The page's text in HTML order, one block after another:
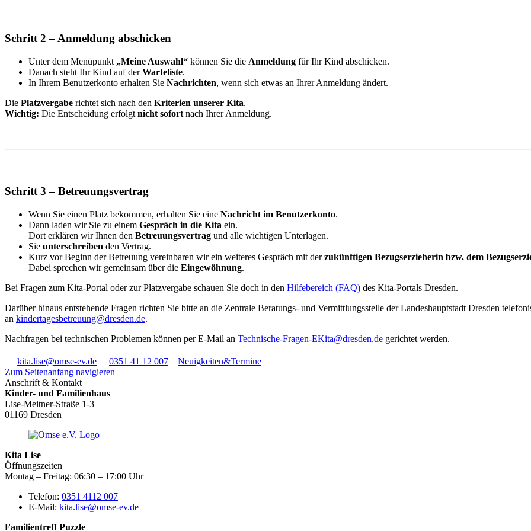
Schritt 2 – Anmeldung abschicken
Unter dem Menüpunkt „Meine Auswahl“ können Sie die Anmeldung für Ihr Kind abschicken.
Danach steht Ihr Kind auf derWarteliste.
In Ihrem Benutzerkonto erhalten Sie Nachrichten, wenn sich etwas an Ihrer Anmeldung ändert.
Die Platzvergabe richtet sich nach den Kriterien unserer Kita.
Wichtig: Die Entscheidung erfolgt nicht sofort nach Ihrer Anmeldung.
Schritt 3 – Betreuungsvertrag
Wenn Sie einen Platz bekommen, erhalten Sie eine Nachricht im Benutzerkonto.
Dann laden wir Sie zu einem Gespräch in die Kita ein.
Dort erklären wir Ihnen den Betreuungsvertrag und alle wichtigen Unterlagen.
Sie unterschreiben den Vertrag.
Kurz vor Beginn der Betreuung vereinbaren wir ein weiteres Gespräch mit derzukünftigen Bezugserzieherin bzw. dem
Dabei sprechen wir gemeinsam über die Eingewöhnung.
Bei Fragen zum Kita-Portal oder zur Platzvergabe schauen Sie doch in den Hilfebereich (FAQ) des Kita-Portals Dresden.
Darüber hinaus entstehende Fragen richten Sie bitte an die Zentrale Beratungs- und Vermittlungsstelle der Landeshauptstadt Dresden
an kindertagesbetreuung@dresden.de.
Nachfragen bei technischen Problemen können per E-Mail an Technische-Fragen-EKita@dresden.de gerichtet werden.
kita.lise@omse-ev.de 0351 41 12 007
Neuigkeiten&Termine
Zum Seitenanfang navigieren
Anschrift & Kontakt
Kinder- und Familienhaus
Lise-Meitner-Straße 1-3
01169 Dresden
Kita Lise
Öffnungszeiten
Montag – Freitag: 06:30 – 17:00 Uhr
Telefon: 0351 4112 007
E-Mail: kita.lise@omse-ev.de
Familientreff Puzzle